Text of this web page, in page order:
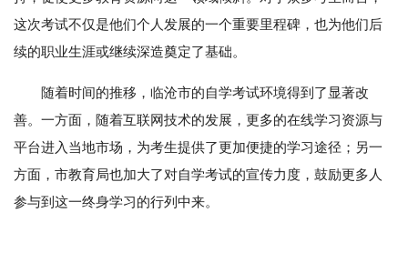
这次考试不仅是他们个人发展的一个重要里程碑，也为他们后
续的职业生涯或继续深造奠定了基础。
随着时间的推移，临沧市的自学考试环境得到了显著改
善。一方面，随着互联网技术的发展，更多的在线学习资源与
平台进入当地市场，为考生提供了更加便捷的学习途径；另一
方面，市教育局也加大了对自学考试的宣传力度，鼓励更多人
参与到这一终身学习的行列中来。